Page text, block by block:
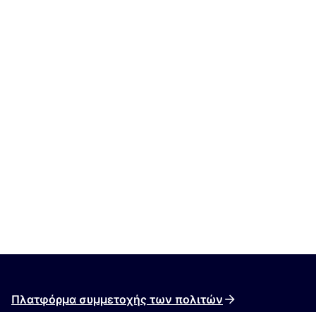
Πλατφόρμα συμμετοχής των πολιτών